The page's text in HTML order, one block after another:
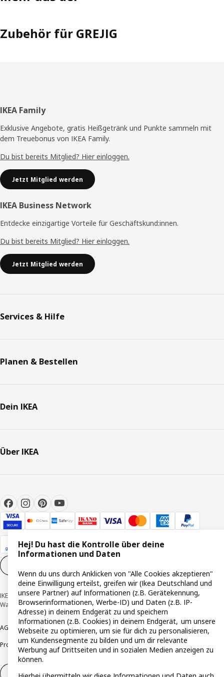
Zubehör für GREJIG
Fußzeile
IKEA Family
Exklusive Angebote, gratis Heißgetränk und Punkte sammeln mit
dem Treuebonus von IKEA Family.
Du bist bereits Mitglied? Hier einloggen.
Jetzt Mitglied werden
IKEA Business Network
Entdecke einzigartige Vorteile für Geschäftskund:innen.
Du bist bereits Mitglied? Hier einloggen.
Jetzt Mitglied werden
Services & Hilfe
Planen & Bestellen
Dein IKEA
Über IKEA
IKEA Deutschland GmbH & Co. KG - Am Wandersmann 2-4, 65719 Hofheim-
Wallau © Inter IKEA Systems B.V. 1999-2026
AGB BarrierefreiheitCookie-RichtlinieDatenschutzerklärungImpressum
ProduktrückrufeResponsible DisclosureVertrauensstelle
Vertrag widerrufen
Hej! Du hast die Kontrolle über deine
Informationen und Daten
Wenn du uns durch Anklicken von "Alle Cookies akzeptieren"
deine Einwilligung erteilst, greifen wir (Ikea Deutschland und
unsere Partner) auf Informationen (z.B. Gerätekennung,
Browserinformationen, Werbe-ID) und Daten (z.B. IP-
Adresse) in deinem Endgerät zu und speichern
Informationen (z.B. Cookies) in deinem Endgerät, um unsere
Webseite zu optimieren, um sie für dich zu personalisieren,
um Kundensegmente zu bilden und um dir relevante
Werbung auf Drittseiten und in sozialen Medien anzeigen zu
können.